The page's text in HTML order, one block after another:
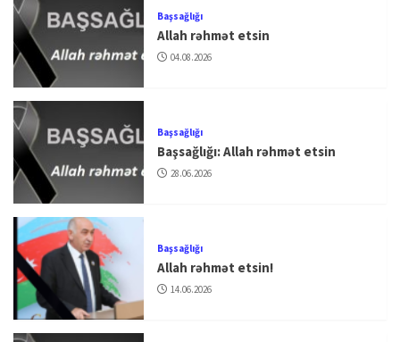
Başsağlığı
Allah rəhmət etsin
04.08.2026
Başsağlığı
Başsağlığı: Allah rəhmət etsin
28.06.2026
Başsağlığı
Allah rəhmət etsin!
14.06.2026